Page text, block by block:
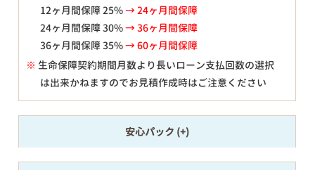
12ヶ月間保障 25%→ 24ヶ月間保障
24ヶ月間保障 30%→ 36ヶ月間保障
36ヶ月間保障 35%→ 60ヶ月間保障
※ 生命保障契約期間月数より長いローン支払回数の選択
は出来かねますのでお見積作成時はご注意ください
安心パック